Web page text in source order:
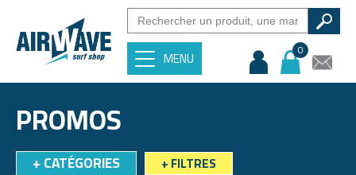
MENU 0
PROMOS
+CATÉGORIES +FILTRES